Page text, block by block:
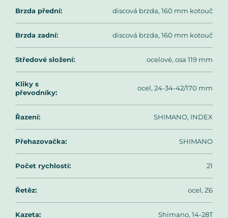
Brzda přední: discová brzda, 160 mm kotouč
Brzda zadní: discová brzda, 160 mm kotouč
Středové složení: ocelové, osa 119 mm
Kliky s
převodníky:
ocel, 24-34-42/170 mm
Řazení: SHIMANO, INDEX
Přehazovačka: SHIMANO
Počet rychlostí: 21
Řetěz: ocel, Z6
Kazeta: Shimano, 14-28T